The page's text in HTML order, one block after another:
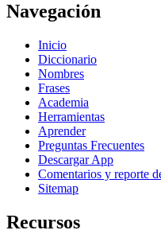
Navegación
Inicio
Diccionario
Nombres
Frases
Academia
Herramientas
Aprender
Preguntas Frecuentes
Descargar App
Comentarios y reporte
Sitemap
Recursos